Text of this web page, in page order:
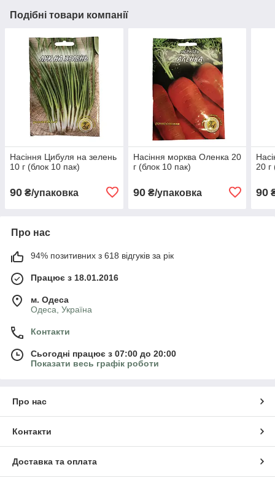
Подібні товари компанії
Насіння Цибуля на зелень
10 г (блок 10 пак)
90 ₴/упаковка
Насіння морква Оленка 20
г (блок 10 пак)
90₴/упаковка
20 г
90
Про нас
94% позитивних з 618 відгуків за рік
Працює з 18.01.2016
м. Одеса
Одеса, Україна
Контакти
Сьогодні працює з 07:00 до 20:00
Показати весь графік роботи
Про нас
Контакти
Доставка та оплата